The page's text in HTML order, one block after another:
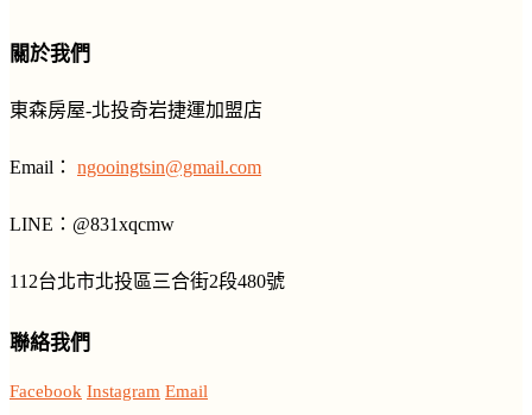
關於我們
東森房屋-北投奇岩捷運加盟店
Email： ngooingtsin@gmail.com
LINE ： @831xqcmw
112台北市北投區三合街2段480號
聯絡我們
Facebook Instagram Email